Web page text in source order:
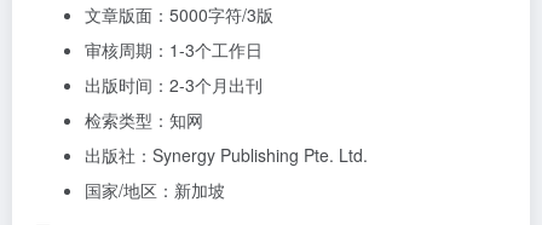
文章版面：5000字符/3版
审核周期：1-3个工作日
出版时间：2-3个月出刊
检索类型：知网
出版社：Synergy Publishing Pte. Ltd.
国家/地区：新加坡